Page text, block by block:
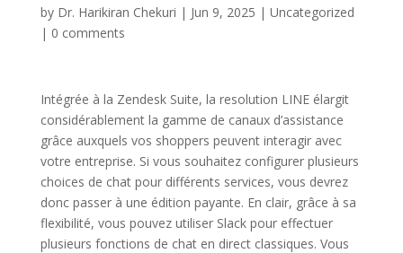
by Dr. Harikiran Chekuri | Jun 9, 2025 | Uncategorized
| 0 comments
Intégrée à la Zendesk Suite, la resolution LINE élargit
considérablement la gamme de canaux d’assistance
grâce auxquels vos shoppers peuvent interagir avec
votre entreprise. Si vous souhaitez configurer plusieurs
choices de chat pour différents services, vous devrez
donc passer à une édition payante. En clair, grâce à sa
flexibilité, vous pouvez utiliser Slack pour effectuer
plusieurs fonctions de chat en direct classiques. Vous